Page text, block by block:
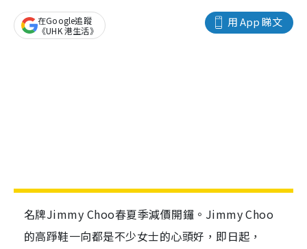
用 App 睇文
在Google追蹤
《UHK 港生活》
名牌Jimmy Choo春夏季減價開鑼。Jimmy Choo
的高踭鞋一向都是不少女士的心頭好，即日起，